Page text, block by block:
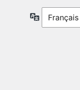
Langue